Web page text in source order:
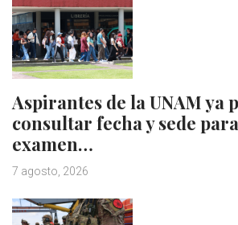
Aspirantes de la UNAM ya
consultar fecha y sede
examen…
7 agosto, 2026